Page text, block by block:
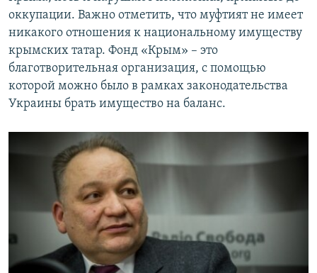
оккупации. Важно отметить, что муфтият не имеет
никакого отношения к национальному имуществу
крымских татар. Фонд «Крым» – это
благотворительная организация, с помощью
которой можно было в рамках законодательства
Украины брать имущество на баланс.